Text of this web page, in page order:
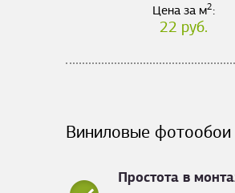
Цена за м2:
22 руб.
Виниловые фотообои
Простота в